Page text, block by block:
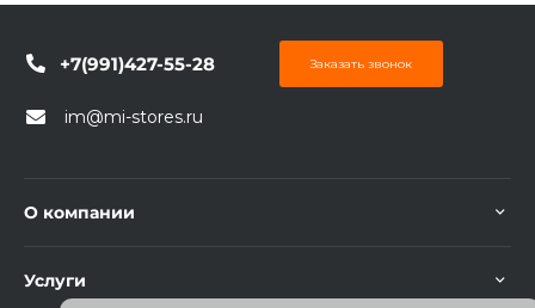
+7(991)427-55-28 Заказать звонок
im@mi-stores.ru
О компании
Услуги